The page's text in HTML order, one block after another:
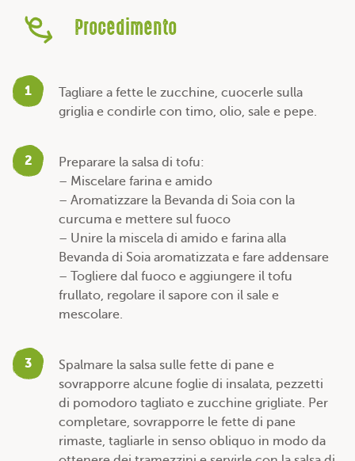
Procedimento
1
Tagliare a fette le zucchine, cuocerle sulla
griglia e condirle con timo, olio, sale e pepe.
2
Preparare la salsa di tofu:
– Miscelare farina e amido
– Aromatizzare la Bevanda di Soia con la
curcuma e mettere sul fuoco
– Unire la miscela di amido e farina alla
Bevanda di Soia aromatizzata e fare addensare
– Togliere dal fuoco e aggiungere il tofu
frullato, regolare il sapore con il sale e
mescolare.
3
Spalmare la salsa sulle fette di pane e
sovrapporre alcune foglie di insalata, pezzetti
di pomodoro tagliato e zucchine grigliate. Per
completare, sovrapporre le fette di pane
rimaste, tagliarle in senso obliquo in modo da